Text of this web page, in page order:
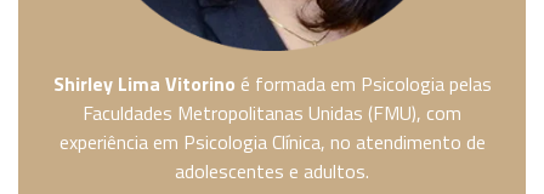
Shirley Lima Vitorino é formada em Psicologia pelas
Faculdades Metropolitanas Unidas (FMU), com
experiência em Psicologia Clínica, no atendimento de
adolescentes e adultos.